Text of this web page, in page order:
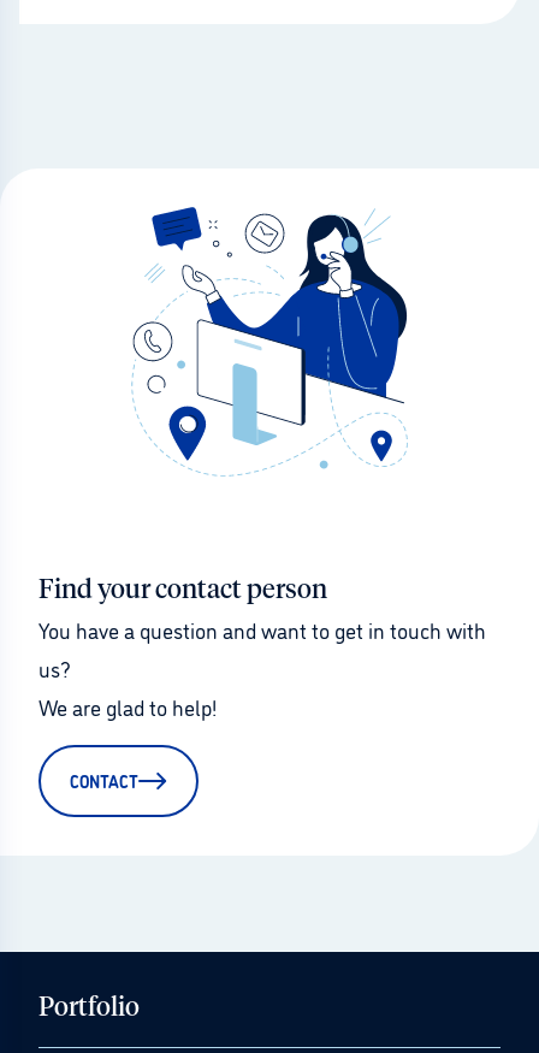
Find your contact person
You have a question and want to get in touch with
us?
We are glad to help!
CONTACT
Portfolio